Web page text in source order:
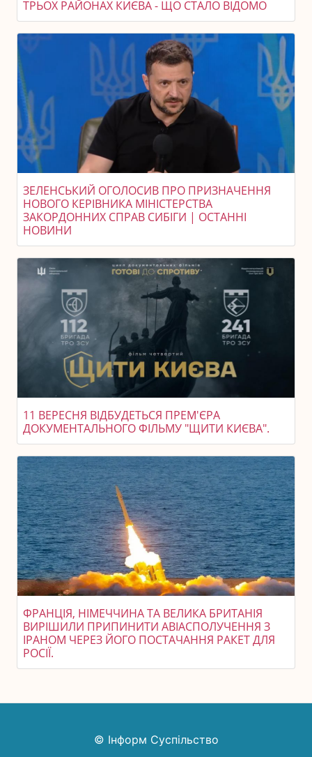
ТРЬОХ РАЙОНАХ КИЄВА - ЩО СТАЛО ВІДОМО
ЗЕЛЕНСЬКИЙ ОГОЛОСИВ ПРО ПРИЗНАЧЕННЯ
НОВОГО КЕРІВНИКА МІНІСТЕРСТВА
ЗАКОРДОННИХ СПРАВ СИБІГИ | ОСТАННІ
НОВИНИ
11 ВЕРЕСНЯ ВІДБУДЕТЬСЯ ПРЕМ'ЄРА
ДОКУМЕНТАЛЬНОГО ФІЛЬМУ "ЩИТИ КИЄВА".
ФРАНЦІЯ, НІМЕЧЧИНА ТА ВЕЛИКА БРИТАНІЯ
ВИРІШИЛИ ПРИПИНИТИ АВІАСПОЛУЧЕННЯ З
ІРАНОМ ЧЕРЕЗ ЙОГО ПОСТАЧАННЯ РАКЕТ ДЛЯ
РОСІЇ.
© Інформ Суспільство